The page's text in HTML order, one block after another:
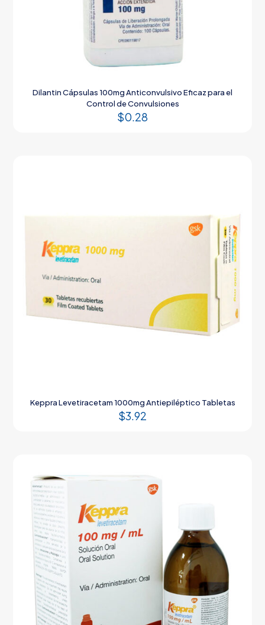
Dilantin Cápsulas 100mg Anticonvulsivo Eficaz para el
Control de Convulsiones
$0.28
Keppra Levetiracetam 1000mg Antiepiléptico Tabletas
$3.92